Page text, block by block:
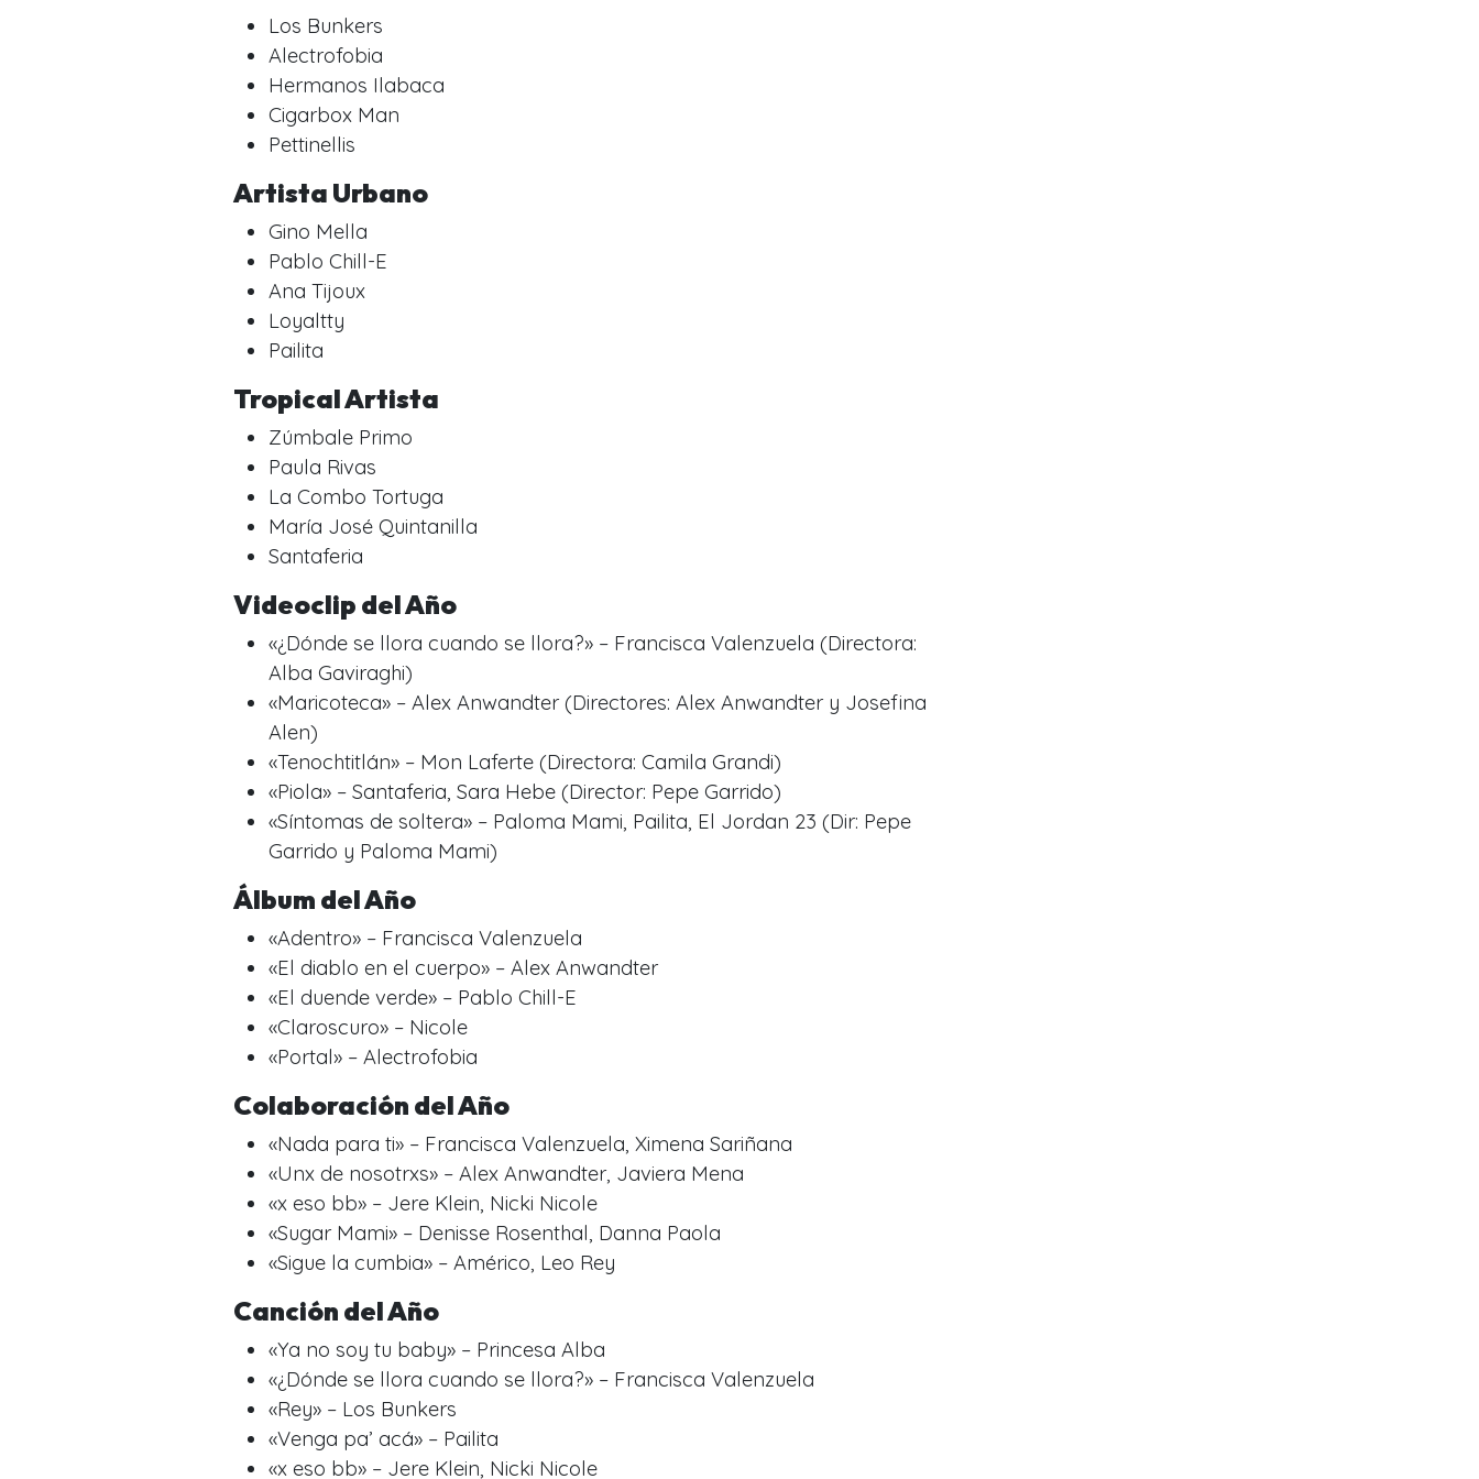
Los Bunkers
Alectrofobia
Hermanos Ilabaca
Cigarbox Man
Pettinellis
Artista Urbano
Gino Mella
Pablo Chill-E
Ana Tijoux
Loyaltty
Pailita
Tropical Artista
Zúmbale Primo
Paula Rivas
La Combo Tortuga
María José Quintanilla
Santaferia
Videoclip del Año
«¿Dónde se llora cuando se llora?» – Francisca Valenzuela (Directora:
Alba Gaviraghi)
«Maricoteca» – Alex Anwandter (Directores: Alex Anwandter y Josefina
Alen)
«Tenochtitlán» – Mon Laferte (Directora: Camila Grandi)
«Piola» – Santaferia, Sara Hebe (Director: Pepe Garrido)
«Síntomas de soltera» – Paloma Mami, Pailita, El Jordan 23 (Dir: Pepe
Garrido y Paloma Mami)
Álbum del Año
«Adentro» – Francisca Valenzuela
«El diablo en el cuerpo» – Alex Anwandter
«El duende verde» – Pablo Chill-E
«Claroscuro» – Nicole
«Portal» – Alectrofobia
Colaboración del Año
«Nada para ti» – Francisca Valenzuela, Ximena Sariñana
«Unx de nosotrxs» – Alex Anwandter, Javiera Mena
«x eso bb» – Jere Klein, Nicki Nicole
«Sugar Mami» – Denisse Rosenthal, Danna Paola
«Sigue la cumbia» – Américo, Leo Rey
Canción del Año
«Ya no soy tu baby» – Princesa Alba
«¿Dónde se llora cuando se llora?» – Francisca Valenzuela
«Rey» – Los Bunkers
«Venga pa’ acá» – Pailita
«x eso bb» – Jere Klein, Nicki Nicole